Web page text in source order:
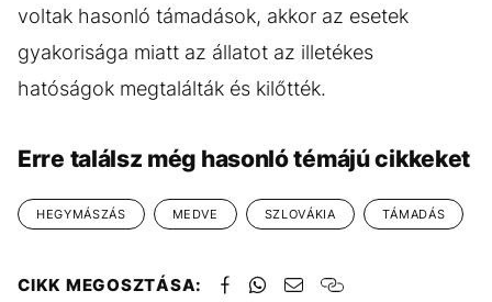
voltak hasonló támadások, akkor az esetek
gyakorisága miatt az állatot az illetékes
hatóságok megtalálták és kilőtték.
Erre találsz még hasonló témájú cikkeket
HEGYMÁSZÁS MEDVE SZLOVÁKIA TÁMADÁS
CIKK MEGOSZTÁSA: